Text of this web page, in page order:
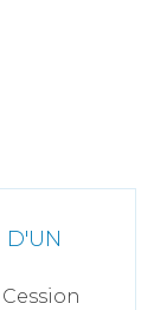
D'UN
Cession